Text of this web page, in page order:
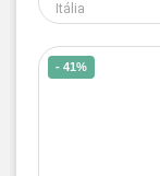
Itália
- 41%